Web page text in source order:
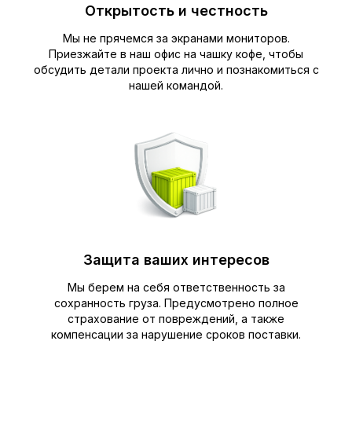
Открытость и честность
Мы не прячемся за экранами мониторов.
Приезжайте в наш офис на чашку кофе, чтобы
обсудить детали проекта лично и познакомиться с
нашей командой.
Защита ваших интересов
Мы берем на себя ответственность за
сохранность груза. Предусмотрено полное
страхование от повреждений, а также
компенсации за нарушение сроков поставки.